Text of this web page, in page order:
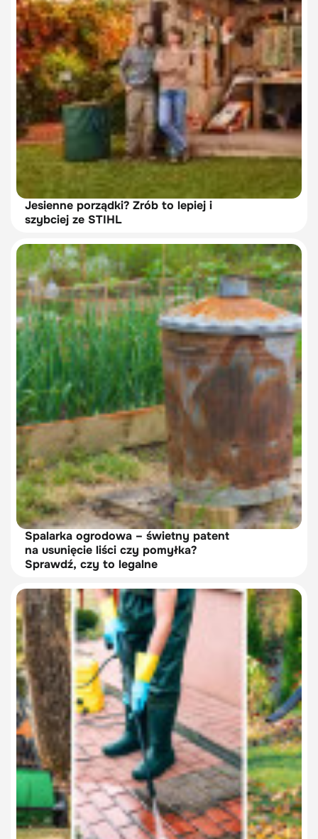
Jesienne porządki? Zrób to lepiej i
szybciej ze STIHL
Spalarka ogrodowa – świetny patent
na usunięcie liści czy pomyłka?
Sprawdź, czy to legalne